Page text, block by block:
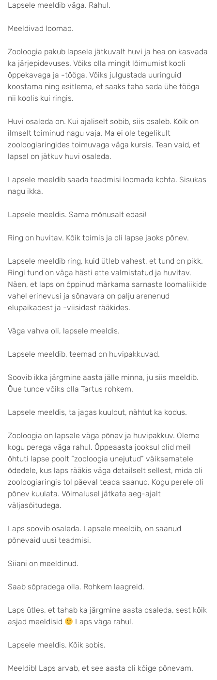
Lapsele meeldib väga. Rahul.
Meeldivad loomad.
Zooloogia pakub lapsele jätkuvalt huvi ja hea on kasvada
ka järjepidevuses. Võiks olla mingit lõimumist kooli
õppekavaga ja -tööga. Võiks julgustada uuringuid
koostama ning esitlema, et saaks teha seda ühe tööga
nii koolis kui ringis.
Huvi osaleda on. Kui ajaliselt sobib, siis osaleb. Kõik on
ilmselt toiminud nagu vaja. Ma ei ole tegelikult
zooloogiaringides toimuvaga väga kursis. Tean vaid, et
lapsel on jätkuv huvi osaleda.
Lapsele meeldib saada teadmisi loomade kohta. Sisukas
nagu ikka.
Lapsele meeldis. Sama mõnusalt edasi!
Ring on huvitav. Kõik toimis ja oli lapse jaoks põnev.
Lapsele meeldib ring, kuid ütleb vahest, et tund on pikk.
Ringi tund on väga hästi ette valmistatud ja huvitav.
Näen, et laps on õppinud märkama sarnaste loomaliikide
vahel erinevusi ja sõnavara on palju arenenud
elupaikadest ja -viisidest rääkides.
Väga vahva oli, lapsele meeldis.
Lapsele meeldib, teemad on huvipakkuvad.
Soovib ikka järgmine aasta jälle minna, ju siis meeldib.
Õue tunde võiks olla Tartus rohkem.
Lapsele meeldis, ta jagas kuuldut, nähtut ka kodus.
Zooloogia on lapsele väga põnev ja huvipakkuv. Oleme
kogu perega väga rahul. Õppeaasta jooksul olid meil
õhtuti lapse poolt “zooloogia unejutud” väiksematele
õdedele, kus laps rääkis väga detailselt sellest, mida oli
zooloogiaringis tol päeval teada saanud. Kogu perele oli
põnev kuulata. Võimalusel jätkata aeg-ajalt
väljasõitudega.
Laps soovib osaleda. Lapsele meeldib, on saanud
põnevaid uusi teadmisi.
Siiani on meeldinud.
Saab sõpradega olla. Rohkem laagreid.
Laps ütles, et tahab ka järgmine aasta osaleda, sest kõik
asjad meeldisid
Laps väga rahul.
Lapsele meeldis. Kõik sobis.
Meeldib! Laps arvab, et see aasta oli kõige põnevam.